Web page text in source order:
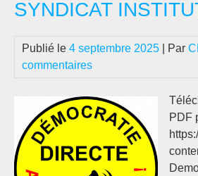
SYNDICAT
Publié le 4 septembre 2025 | Par
commentaires
PDF